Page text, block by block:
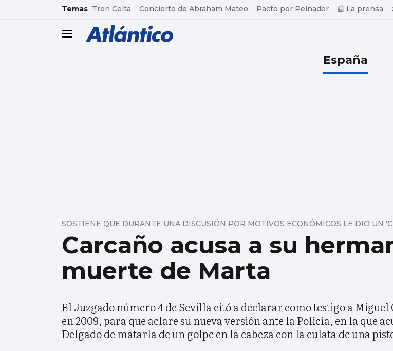
common.go-to-content
Temas Tren Celta Concierto de Abraham Mateo Pacto por Peinador 📰 La prensa
header.menu.open
España
Carcaño acusa a su
muerte de Marta
SOSTIENE QUE DURANTE UNA DISCUSIÓN POR MOTIVOS ECONÓMICOS LE DIO UN
El Juzgado número 4 de Sevilla citó a declarar como testigo a
en 2009, para que aclare su nueva versión ante la Policía, en la que
Delgado de matarla de un golpe en la cabeza con la culata de una